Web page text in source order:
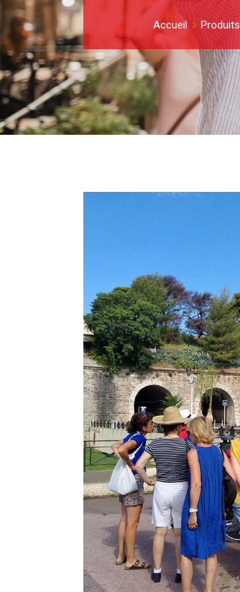
Accueil Produits